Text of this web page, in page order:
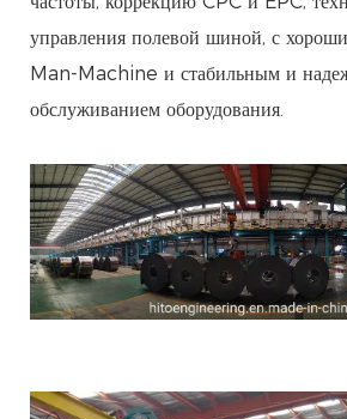
управления полевой шиной, с
Man-Machine и стабильным и
обслуживанием оборудования.